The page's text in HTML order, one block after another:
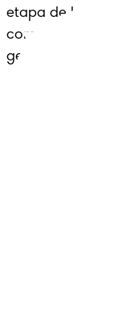
etapa de la
comodidad: un
generaciones.